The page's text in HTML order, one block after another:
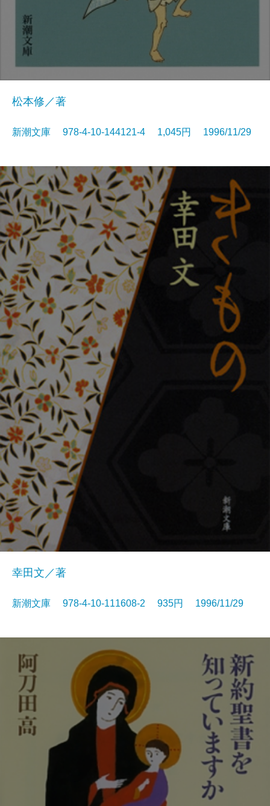
松本修／著
新潮文庫 978-4-10-144121-4 1,045円 1996/11/29
幸田文／著
新潮文庫 978-4-10-111608-2 935円 1996/11/29